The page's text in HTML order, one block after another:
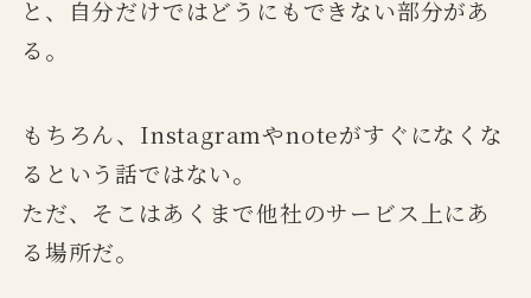
と、自分だけではどうにもできない部分があ
る。
もちろん、Instagramやnoteがすぐになくな
るという話ではない。
ただ、そこはあくまで他社のサービス上にあ
る場所だ。